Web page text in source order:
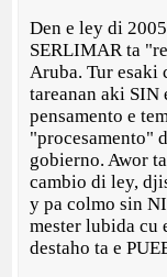
Den e ley di
SERLIMAR ta
Aruba. Tur esaki
tareanan aki SIN
pensamento e
"procesamento"
gobierno. Awor
cambio di ley,
y pa colmo sin
mester lubida cu
destaho ta e